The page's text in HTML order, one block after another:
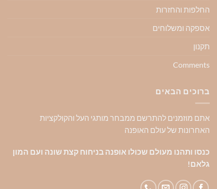
החלפות והחזרות
אספקה ומשלוחים
תקנון
Comments
ברוכים הבאים
אתם מוזמנים להתרשם ממבחר מותגי העל והקולקציות
האחרונות של עולם האופנה
כנסו ותהנו מעולם שכולו אופנה בניחוח קצת שונה ועם המון
גלאם!